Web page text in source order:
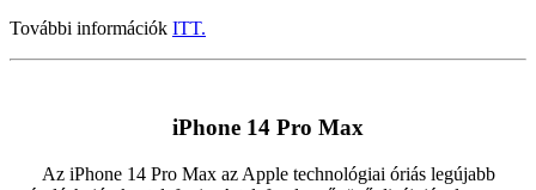
További információk ITT.
iPhone 14 Pro Max
Az iPhone 14 Pro Max az Apple technológiai óriás legújabb